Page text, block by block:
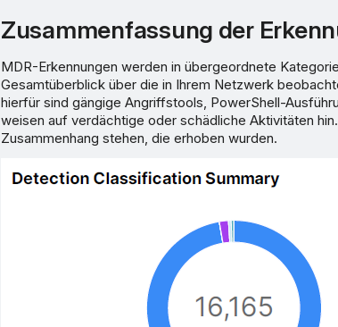
Zusammenfassung der
MDR-Erkennungen werden in übergeordnete
Gesamtüberblick über die in Ihrem Netzwerk
hierfür sind gängige Angriffstools, PowerShell-
weisen auf verdächtige oder schädliche Aktivitäten
Zusammenhang stehen, die erhoben wurden.